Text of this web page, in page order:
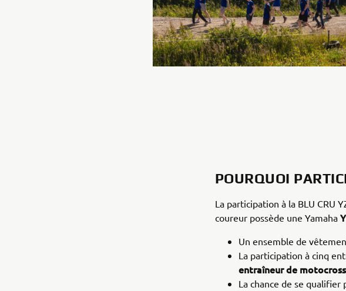
POURQUOI
La participation à la BLU CRU
coureur possède une Yamaha
Un ensemble de
La participation à cinq
entraîneur de
La chance de se qualifier